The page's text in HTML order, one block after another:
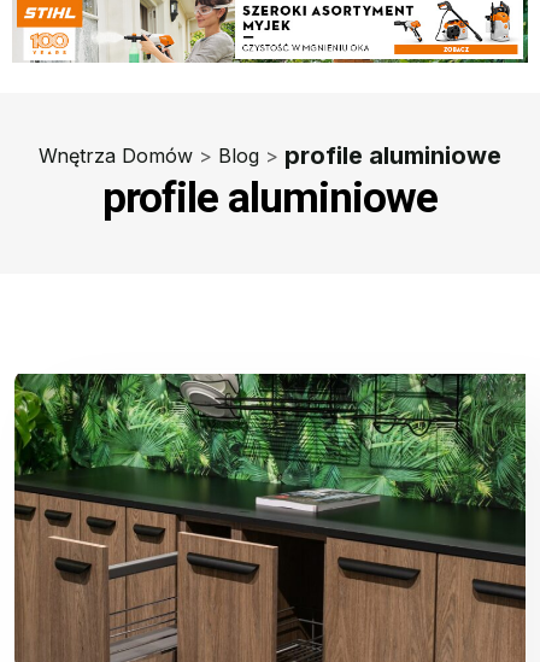
Wnętrza Domów > Blog > profile aluminiowe
profile aluminiowe